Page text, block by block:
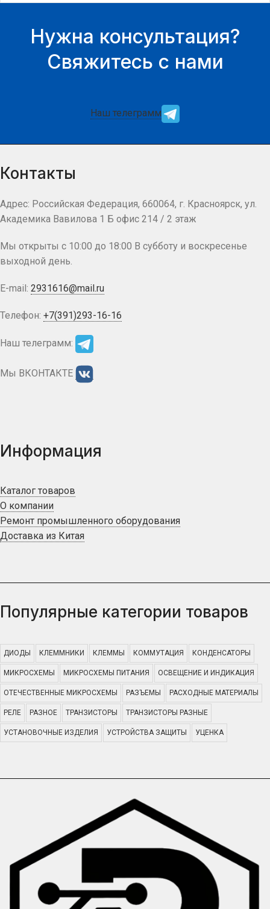
Нужна консультация?
Свяжитесь с нами
Наш телеграмм
Контакты
Адрес: Российская Федерация, 660064, г. Красноярск, ул.
Академика Вавилова 1 Б офис 214 / 2 этаж
Мы открыты с 10:00 до 18:00 В субботу и воскресенье
выходной день.
E-mail: 2931616@mail.ru
Телефон: +7(391)293-16-16
Наш телеграмм:
Мы ВКОНТАКТЕ
Информация
Каталог товаров
О компании
Ремонт промышленного оборудования
Доставка из Китая
Популярные категории товаров
ДИОДЫ КЛЕММНИКИ КЛЕММЫ КОММУТАЦИЯ КОНДЕНСАТОРЫ
МИКРОСХЕМЫ МИКРОСХЕМЫ ПИТАНИЯ ОСВЕЩЕНИЕ И ИНДИКАЦИЯ
ОТЕЧЕСТВЕННЫЕ МИКРОСХЕМЫ РАЗЪЕМЫ РАСХОДНЫЕ МАТЕРИАЛЫ
РЕЛЕ РАЗНОЕ ТРАНЗИСТОРЫ ТРАНЗИСТОРЫ РАЗНЫЕ
УСТАНОВОЧНЫЕ ИЗДЕЛИЯ УСТРОЙСТВА ЗАЩИТЫ УЦЕНКА